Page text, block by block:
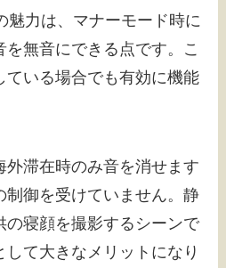
魅力は、マナーモード時に
無音にできる点です。こ
ている場合でも有効に機能
外滞在時のみ音を消せます
制御を受けていません。静
の寝顔を撮影するシーンで
て大きなメリットになり